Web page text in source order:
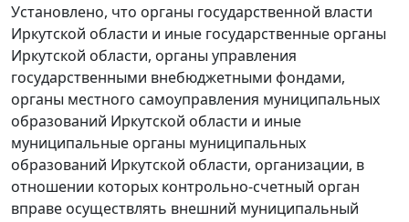
Установлено, что органы государственной власти
Иркутской области и иные государственные органы
Иркутской области, органы управления
государственными внебюджетными фондами,
органы местного самоуправления муниципальных
образований Иркутской области и иные
муниципальные органы муниципальных
образований Иркутской области, организации, в
отношении которых контрольно-счетный орган
вправе осуществлять внешний муниципальный